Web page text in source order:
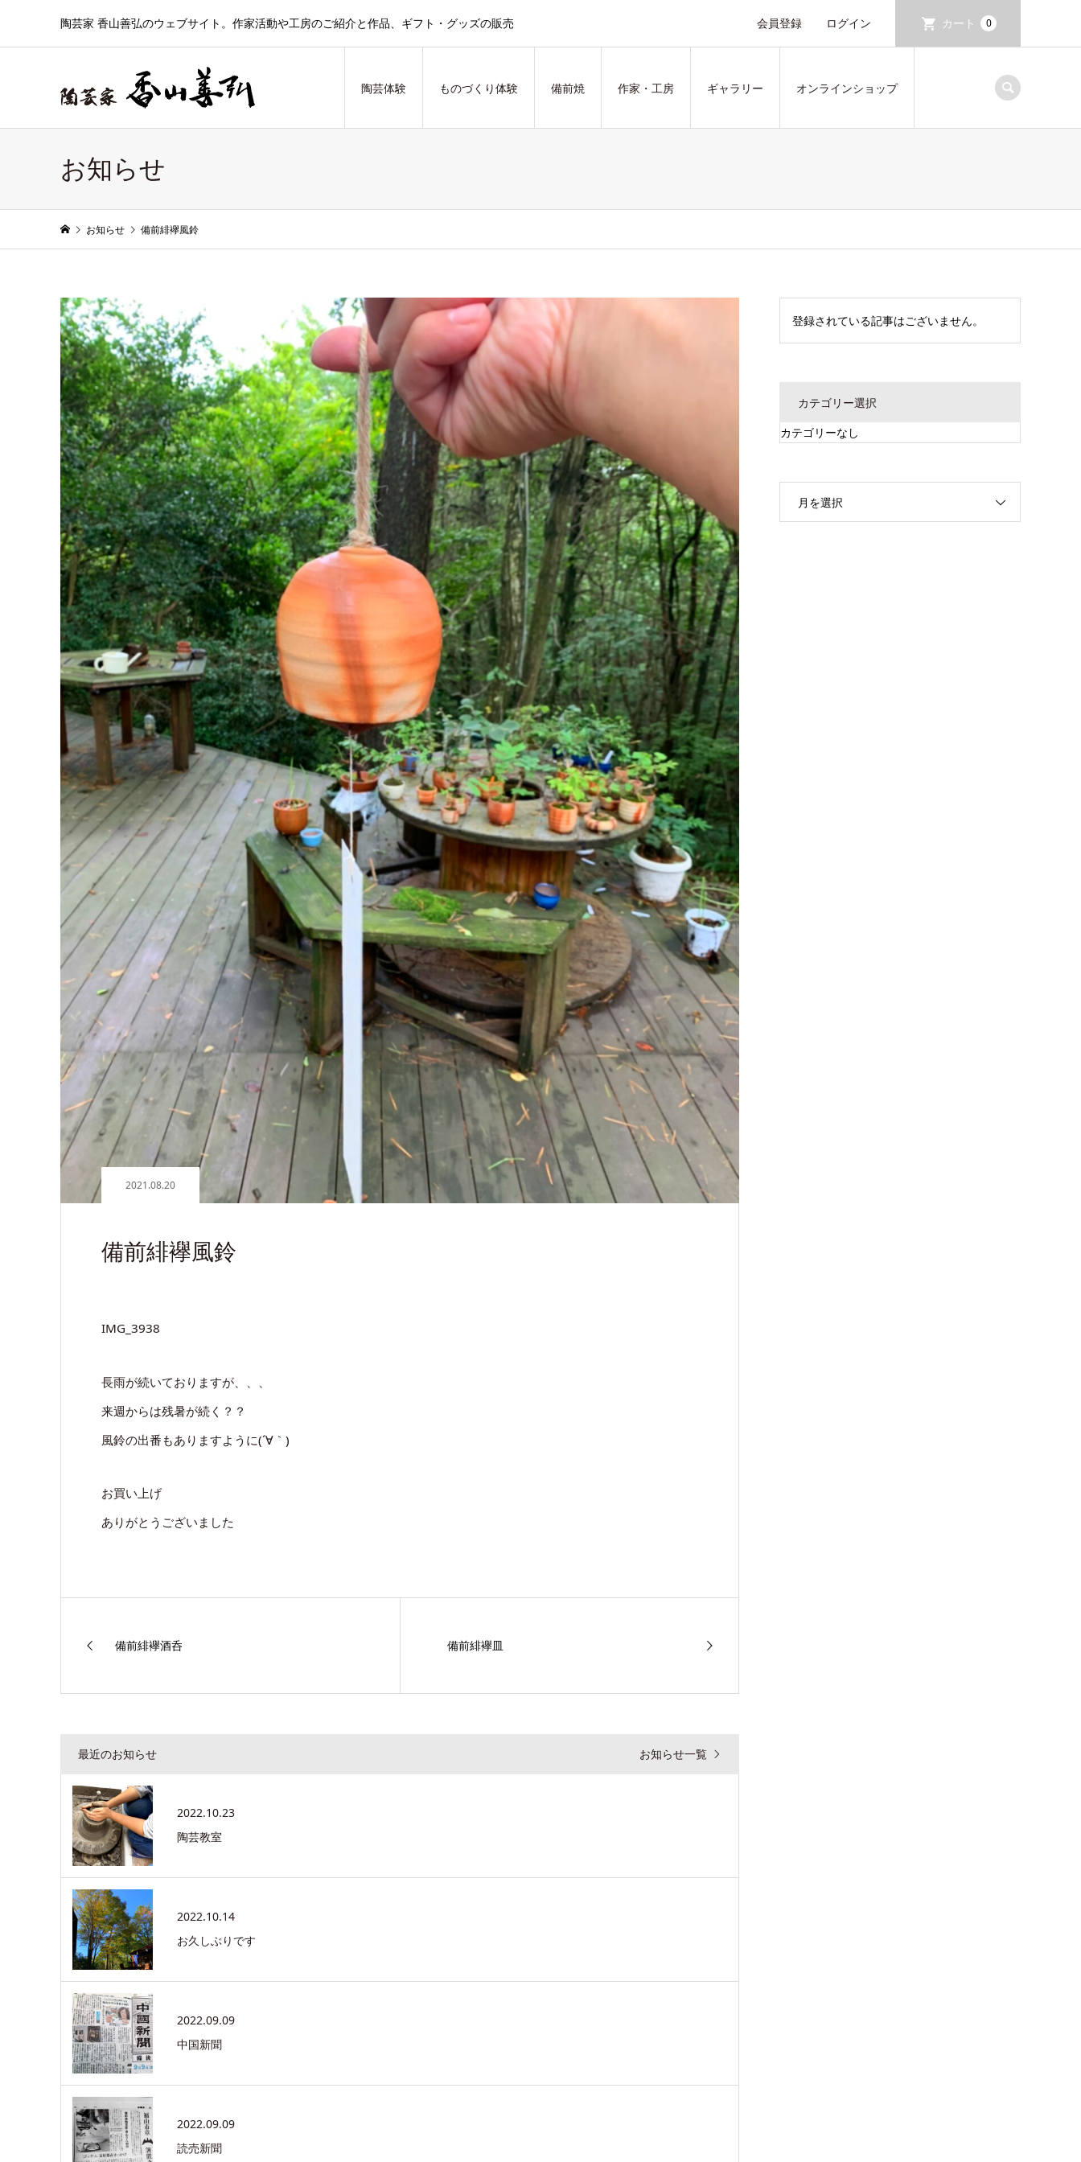
陶芸家 香山善弘のウェブサイト。作家活動や工房のご紹介と作品、ギフト・グッズの販売 会員登録 ログイン カート 0
陶芸体験 ものづくり体験 備前焼 作家・工房 ギャラリー オンラインショップ
お知らせ
お知らせ 備前緋襷風鈴
2021.08.20
備前緋襷風鈴
IMG_3938
長雨が続いておりますが、、、
来週からは残暑が続く？？
風鈴の出番もありますように(´∀｀)
お買い上げ
ありがとうございました
備前緋襷酒呑 備前緋襷皿
最近のお知らせ お知らせ一覧
2022.10.23
陶芸教室
2022.10.14
お久しぶりです
2022.09.09
中国新聞
2022.09.09
読売新聞
登録されている記事はございません。
カテゴリー選択
カテゴリーなし
月を選択